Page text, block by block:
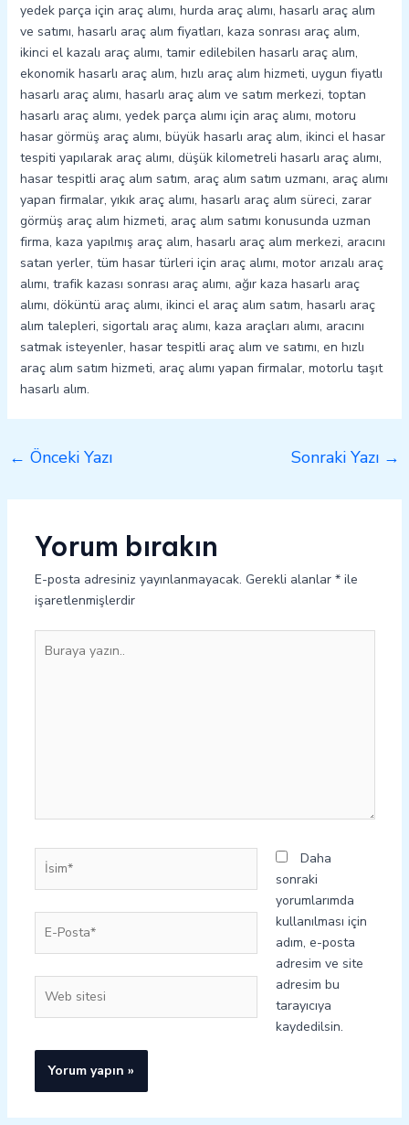
yedek parça için araç alımı, hurda araç alımı, hasarlı araç alım
ve satımı, hasarlı araç alım fiyatları, kaza sonrası araç alım,
ikinci el kazalı araç alımı, tamir edilebilen hasarlı araç alım,
ekonomik hasarlı araç alım, hızlı araç alım hizmeti, uygun fiyatlı
hasarlı araç alımı, hasarlı araç alım ve satım merkezi, toptan
hasarlı araç alımı, yedek parça alımı için araç alımı, motoru
hasar görmüş araç alımı, büyük hasarlı araç alım, ikinci el hasar
tespiti yapılarak araç alımı, düşük kilometreli hasarlı araç alımı,
hasar tespitli araç alım satım, araç alım satım uzmanı, araç alımı
yapan firmalar, yıkık araç alımı, hasarlı araç alım süreci, zarar
görmüş araç alım hizmeti, araç alım satımı konusunda uzman
firma, kaza yapılmış araç alım, hasarlı araç alım merkezi, aracını
satan yerler, tüm hasar türleri için araç alımı, motor arızalı araç
alımı, trafik kazası sonrası araç alımı, ağır kaza hasarlı araç
alımı, döküntü araç alımı, ikinci el araç alım satım, hasarlı araç
alım talepleri, sigortalı araç alımı, kaza araçları alımı, aracını
satmak isteyenler, hasar tespitli araç alım ve satımı, en hızlı
araç alım satım hizmeti, araç alımı yapan firmalar, motorlu taşıt
hasarlı alım.
← Önceki Yazı Sonraki Yazı →
Yorum bırakın
E-posta adresiniz yayınlanmayacak. Gerekli alanlar *ile
işaretlenmişlerdir
yazın..
İsim*
Posta*
sitesi
Daha
sonraki
yorumlarımda
kullanılması için
adım, e-posta
adresim ve site
adresim bu
tarayıcıya
kaydedilsin.